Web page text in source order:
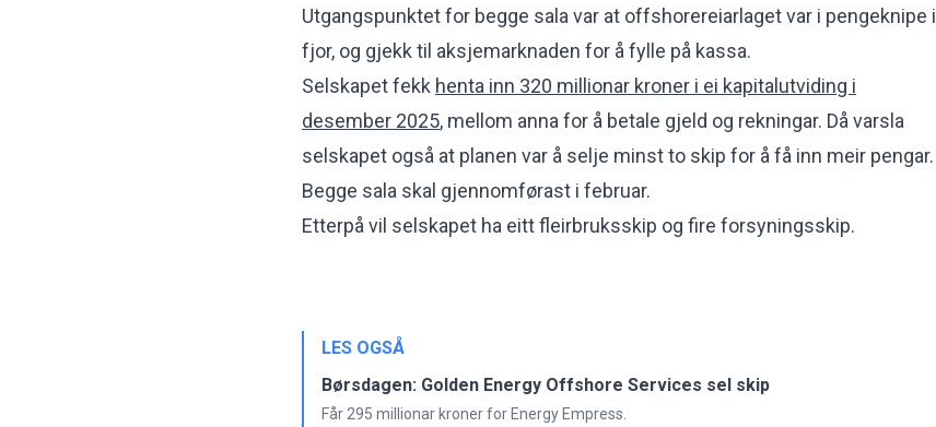
Utgangspunktet for begge sala var at offshorereiarlaget var i pengeknipe i
fjor, og gjekk til aksjemarknaden for å fylle på kassa.
Selskapet fekk henta inn 320 millionar kroner i ei kapitalutviding i
desember 2025, mellom anna for å betale gjeld og rekningar. Då varsla
selskapet også at planen var å selje minst to skip for å få inn meir pengar.
Begge sala skal gjennomførast i februar.
Etterpå vil selskapet ha eitt fleirbruksskip og fire forsyningsskip.
LES OGSÅ
Børsdagen: Golden Energy Offshore Services sel skip
Får 295 millionar kroner for Energy Empress.